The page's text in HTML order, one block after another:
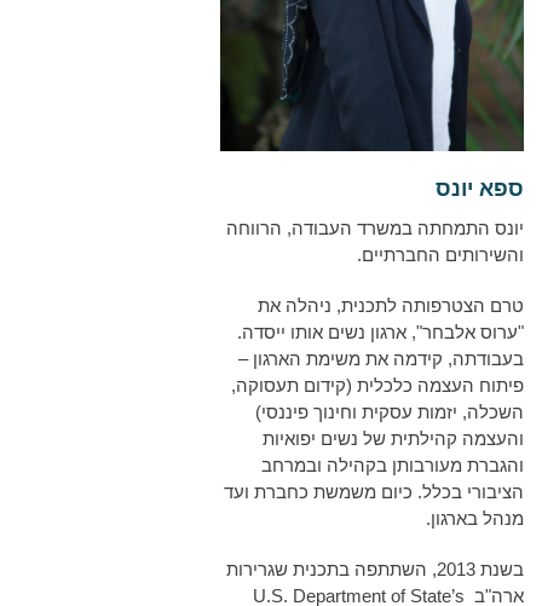
ספא יונס
יונס התמחתה במשרד העבודה, הרווחה
והשירותים החברתיים.
טרם הצטרפותה לתכנית, ניהלה את
"ערוס אלבחר", ארגון נשים אותו ייסדה.
בעבודתה, קידמה את משימת הארגון –
פיתוח העצמה כלכלית (קידום תעסוקה,
השכלה, יזמות עסקית וחינוך פיננסי)
והעצמה קהילתית של נשים יפואיות
והגברת מעורבותן בקהילה ובמרחב
הציבורי בכלל. כיום משמשת כחברת ועד
מנהל בארגון.
בשנת 2013, השתתפה בתכנית שגרירות
ארה"ב U.S. Department of State’s